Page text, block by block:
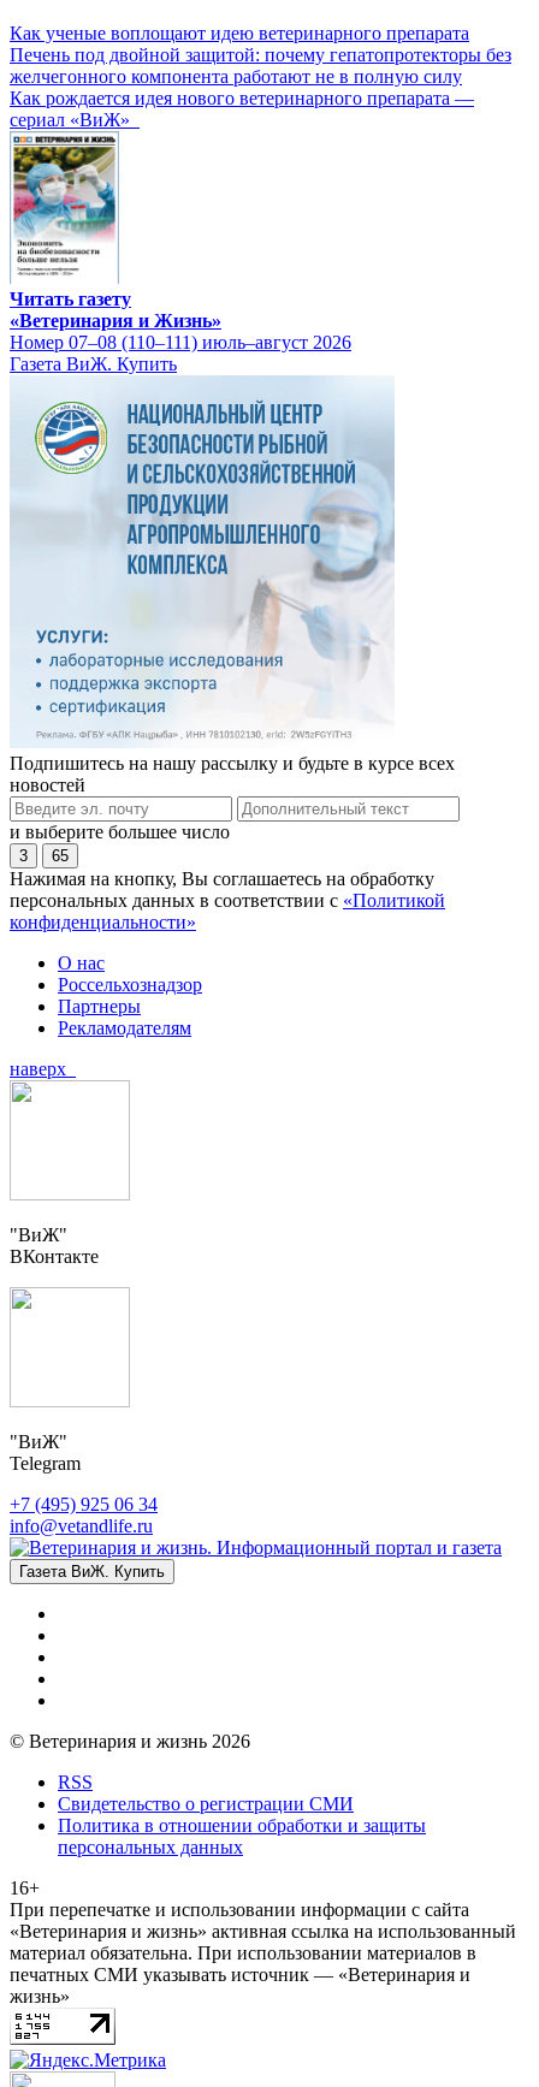
Как ученые воплощают идею ветеринарного препарата
Печень под двойной защитой: почему гепатопротекторы без
желчегонного компонента работают не в полную силу
Как рождается идея нового ветеринарного препарата —
сериал «ВиЖ»
Читать газету
«Ветеринария и Жизнь»
Номер 07–08 (110–111) июль–август 2026
Газета ВиЖ. Купить
Подпишитесь на нашу рассылку и будьте в курсе всех
новостей
и выберите большее число
3 65
Нажимая на кнопку, Вы соглашаетесь на обработку
персональных данных в соответствии с «Политикой
конфиденциальности»
О нас
Россельхознадзор
Партнеры
Рекламодателям
наверх
"ВиЖ"
ВКонтакте
"ВиЖ"
Telegram
+7 (495) 925 06 34
info@vetandlife.ru
Газета ВиЖ. Купить
© Ветеринария и жизнь 2026
RSS
Свидетельство о регистрации СМИ
Политика в отношении обработки и защиты
персональных данных
16+
При перепечатке и использовании информации с сайта
«Ветеринария и жизнь» активная ссылка на использованный
материал обязательна. При использовании материалов в
печатных СМИ указывать источник — «Ветеринария и
жизнь»